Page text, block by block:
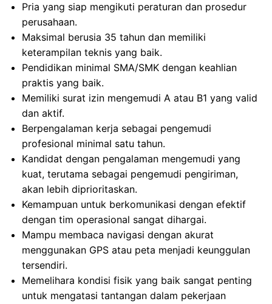
Pria yang siap mengikuti peraturan dan prosedur
perusahaan.
Maksimal berusia 35 tahun dan memiliki
keterampilan teknis yang baik.
Pendidikan minimal SMA/SMK dengan keahlian
praktis yang baik.
Memiliki surat izin mengemudi A atau B1 yang valid
dan aktif.
Berpengalaman kerja sebagai pengemudi
profesional minimal satu tahun.
Kandidat dengan pengalaman mengemudi yang
kuat, terutama sebagai pengemudi pengiriman,
akan lebih diprioritaskan.
Kemampuan untuk berkomunikasi dengan efektif
dengan tim operasional sangat dihargai.
Mampu membaca navigasi dengan akurat
menggunakan GPS atau peta menjadi keunggulan
tersendiri.
Memelihara kondisi fisik yang baik sangat penting
untuk mengatasi tantangan dalam pekerjaan